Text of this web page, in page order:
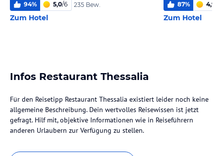
94% 5,0/6 235 Bew.
Zum Hotel
87% 4,9
Zum Hotel
Infos Restaurant Thessalia
Für den Reisetipp Restaurant Thessalia existiert leider noch keine
allgemeine Beschreibung. Dein wertvolles Reisewissen ist jetzt
gefragt. Hilf mit, objektive Informationen wie in Reiseführern
anderen Urlaubern zur Verfügung zu stellen.